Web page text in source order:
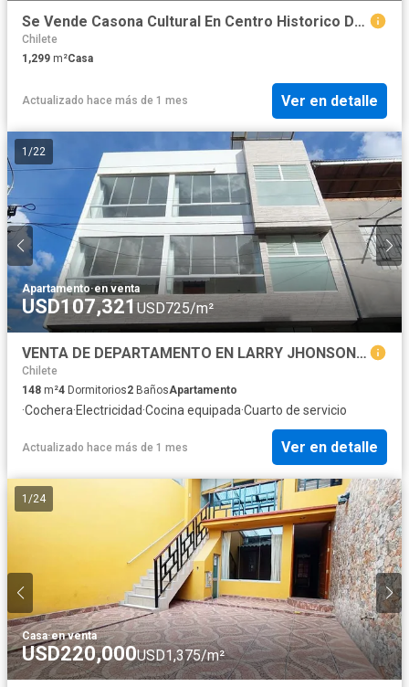
Se Vende Casona Cultural En Centro Historico De Cajamarca
Chilete
1,299 m²Casa
Actualizado hace más de 1 mes Ver en detalle
1 /22
Apartamento·en venta
USD107,321USD725/m²
VENTA DE DEPARTAMENTO EN LARRY JHONSON - CAJAMARCA
Chilete
148 m²4 Dormitorios2 BañosApartamento
·Cochera·Electricidad·Cocina equipada·Cuarto de servicio
Actualizado hace más de 1 mes Ver en detalle
1 /24
Casa·en venta
USD220,000USD1,375/m²